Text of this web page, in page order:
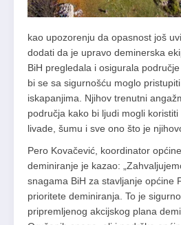
kao upozorenju da opasnost još
dodati da je upravo deminerska
BiH pregledala i osigurala
bi se sa sigurnošću moglo
iskapanjima. Njihov trenutni
područja kako bi ljudi mogli koristiti
livade, šumu i sve ono što je
Pero Kovačević, koordinator
deminiranje je kazao:
snagama BiH za stavljanje općine
prioritete deminiranja. To je
pripremljenog akcijskog plana